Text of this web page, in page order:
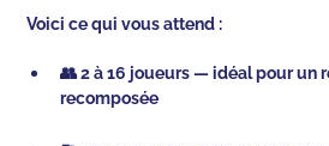
Voici ce qui vous attend :
👥 2 à 16 joueurs — idéal pour un
recomposée